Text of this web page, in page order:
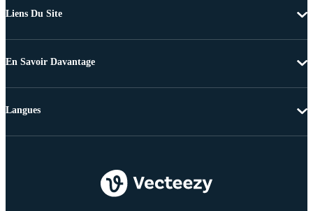
Liens Du Site
En Savoir Davantage
Langues